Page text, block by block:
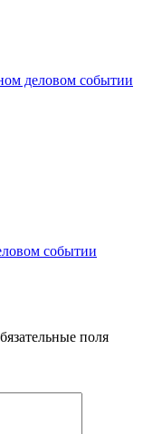
деловом событии
событии
поля